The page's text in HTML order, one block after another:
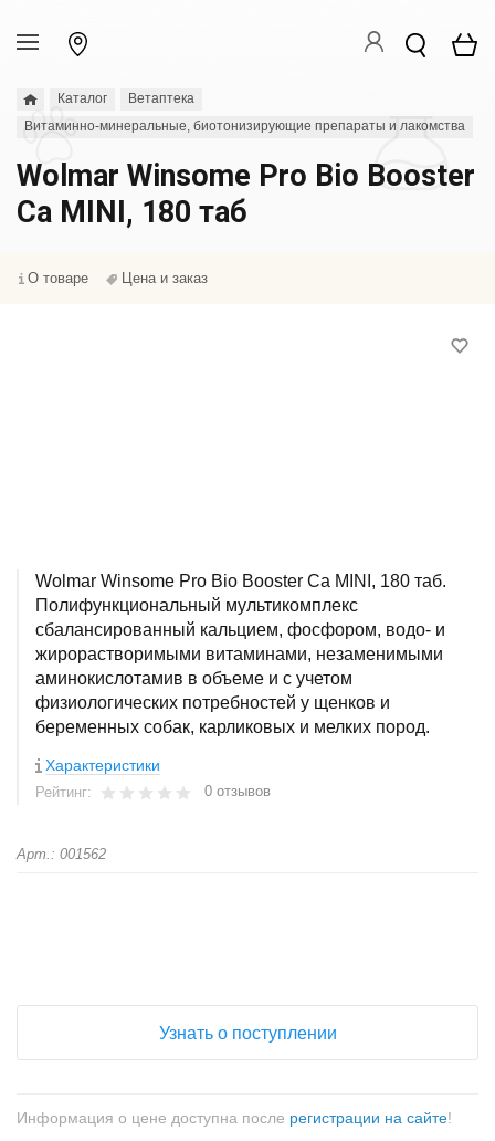
Каталог
Ветаптека
Витаминно-минеральные, биотонизирующие препараты и лакомства
Wolmar Winsome Pro Bio Booster
Ca MINI, 180 таб
О товаре Цена и заказ
Wolmar Winsome Pro Bio Booster Ca MINI, 180 таб.
Полифункциональный мультикомплекс
сбалансированный кальцием, фосфором, водо- и
жирорастворимыми витаминами, незаменимыми
аминокислотамив в объеме и с учетом
физиологических потребностей у щенков и
беременных собак, карликовых и мелких пород.
Характеристики
Рейтинг: 0 отзывов
Арт.: 001562
Узнать о поступлении
Информация о цене доступна после регистрации на сайте!